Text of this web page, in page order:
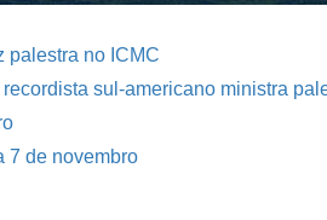
palestra no ICMC
sul-americano ministra
7 de novembro